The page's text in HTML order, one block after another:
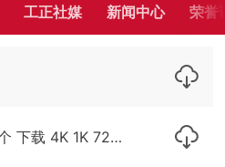
工正社媒 新闻中心 荣誉
中文工正企业宣传视频3个 下载 4K 1K 720P 20260602